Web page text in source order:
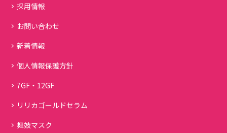
採用情報
お問い合わせ
新着情報
個人情報保護方針
7GF・12GF
リリカゴールドセラム
舞妓マスク